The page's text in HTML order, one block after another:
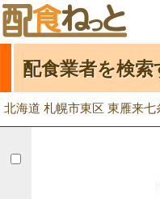
配食業者を検索
北海道 札幌市東区 東雁来七